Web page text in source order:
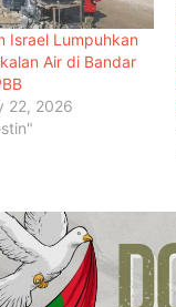
Israel Lumpuhkan
Air di Bandar
22, 2026